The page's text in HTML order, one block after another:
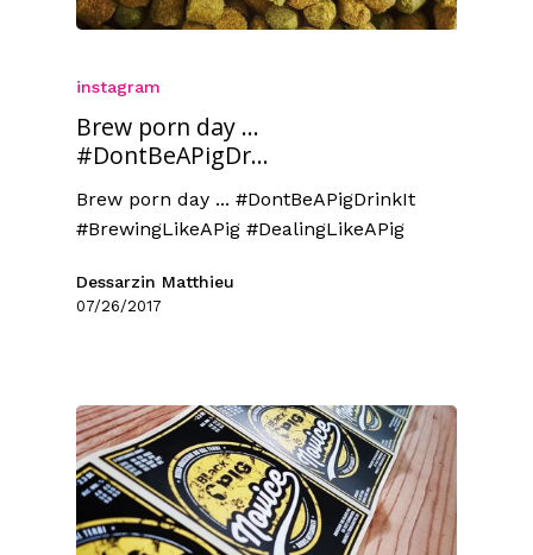
instagram
Brew porn day ...
#DontBeAPigDr...
Brew porn day ... #DontBeAPigDrinkIt
#BrewingLikeAPig #DealingLikeAPig
Dessarzin Matthieu
07/26/2017